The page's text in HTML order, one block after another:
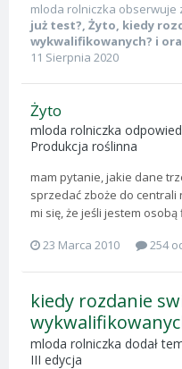
mloda rolniczka obserwuje
już test?, Żyto, kiedy
wykwalifikowanych? i
11 Sierpnia 2020
Żyto
mloda rolniczka
Produkcja roślinna
mam pytanie, jakie dane
sprzedać zboże do centrali
mi się, że jeśli jestem
23 Marca 2010
254
kiedy rozdanie
mloda rolniczka dodał
III edycja